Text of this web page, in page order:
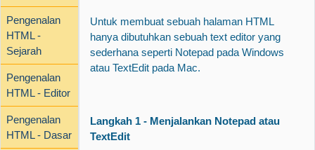
Pengenalan
HTML -
Sejarah
Pengenalan
HTML - Editor
Pengenalan
HTML - Dasar
Untuk membuat sebuah halaman HTML
hanya dibutuhkan sebuah text editor yang
sederhana seperti Notepad pada Windows
atau TextEdit pada Mac.
Langkah 1 - Menjalankan Notepad atau
TextEdit